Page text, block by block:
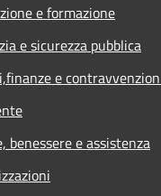
e formazione
e sicurezza pubblica
e
benessere e assistenza